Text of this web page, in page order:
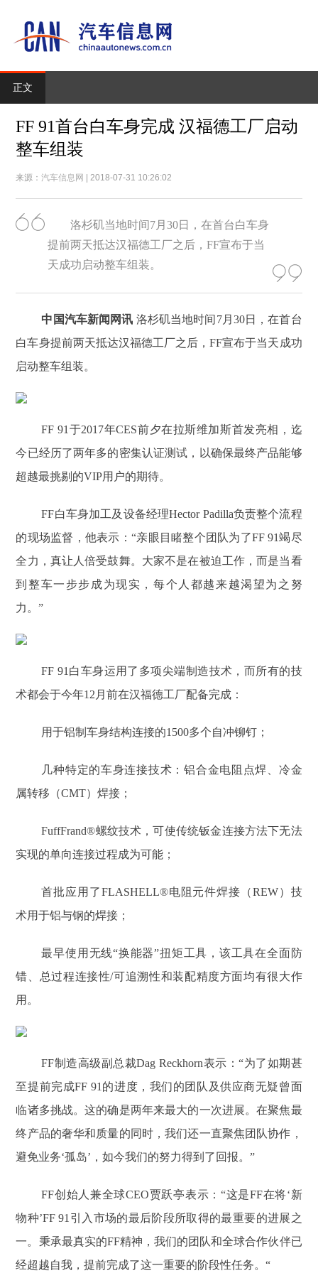
正文
FF 91首台白车身完成 汉福德工厂启动
整车组装
来源：汽车信息网 | 2018-07-31 10:26:02
洛杉矶当地时间7月30日，在首台白车身
提前两天抵达汉福德工厂之后，FF宣布于当
天成功启动整车组装。
中国汽车新闻网讯 洛杉矶当地时间7月30日，在首台
白车身提前两天抵达汉福德工厂之后，FF宣布于当天成功
启动整车组装。
FF 91于2017年CES前夕在拉斯维加斯首发亮相，迄
今已经历了两年多的密集认证测试，以确保最终产品能够
超越最挑剔的VIP用户的期待。
FF白车身加工及设备经理Hector Padilla负责整个流程
的现场监督，他表示：“亲眼目睹整个团队为了FF 91竭尽
全力，真让人倍受鼓舞。大家不是在被迫工作，而是当看
到整车一步步成为现实，每个人都越来越渴望为之努
力。”
FF 91白车身运用了多项尖端制造技术，而所有的技
术都会于今年12月前在汉福德工厂配备完成：
用于铝制车身结构连接的1500多个自冲铆钉；
几种特定的车身连接技术：铝合金电阻点焊、冷金
属转移（CMT）焊接；
FuffFrand®螺纹技术，可使传统钣金连接方法下无法
实现的单向连接过程成为可能；
首批应用了FLASHELL®电阻元件焊接（REW）技
术用于铝与钢的焊接；
最早使用无线“换能器”扭矩工具，该工具在全面防
错、总过程连接性/可追溯性和装配精度方面均有很大作
用。
FF制造高级副总裁Dag Reckhorn表示：“为了如期甚
至提前完成FF 91的进度，我们的团队及供应商无疑曾面
临诸多挑战。这的确是两年来最大的一次进展。在聚焦最
终产品的奢华和质量的同时，我们还一直聚焦团队协作，
避免业务‘孤岛’，如今我们的努力得到了回报。”
FF创始人兼全球CEO贾跃亭表示：“这是FF在将‘新
物种’FF 91引入市场的最后阶段所取得的最重要的进展之
一。秉承最真实的FF精神，我们的团队和全球合作伙伴已
经超越自我，提前完成了这一重要的阶段性任务。“